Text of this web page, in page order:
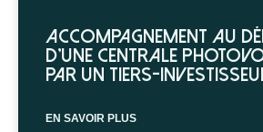
Accompagnement au
d’une centrale
par un tiers-
EN SAVOIR PLUS